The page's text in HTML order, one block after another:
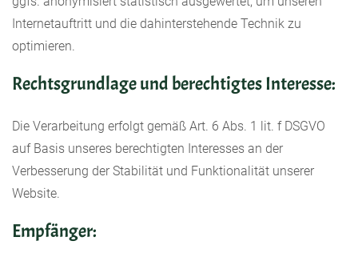
Internetauftritt und die dahinterstehende Technik zu
optimieren.
Rechtsgrundlage und berechtigtes Interesse:
Die Verarbeitung erfolgt gemäß Art. 6 Abs. 1 lit. f DSGVO
auf Basis unseres berechtigten Interesses an der
Verbesserung der Stabilität und Funktionalität unserer
Website.
Empfänger: